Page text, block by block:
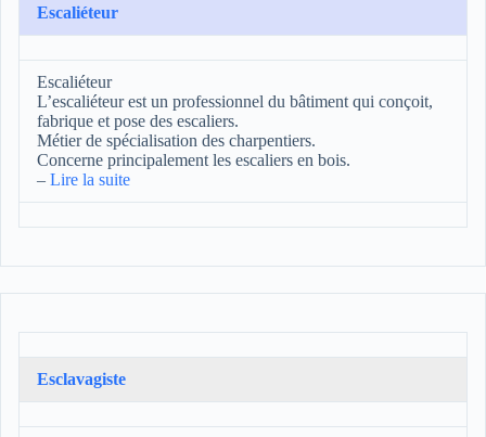
Escaliéteur
Escaliéteur
L’escaliéteur est un professionnel du bâtiment qui conçoit,
fabrique et pose des escaliers.
Métier de spécialisation des charpentiers.
Concerne principalement les escaliers en bois.
– Lire la suite
Esclavagiste